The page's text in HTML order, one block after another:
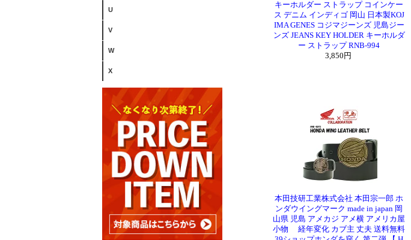
キーホルダー ストラップ コインケー
ス デニム インディゴ 岡山 日本製KOJ
IMA GENES コジマジーンズ 児島ジー
ンズ JEANS KEY HOLDER キーホルダ
ー ストラップ RNB-994
3,850円
本田技研工業株式会社 本田宗一郎 ホ
ンダウイングマーク made in japan 岡
山県 児島 アメカジ アメ横 アメリカ屋
小物 経年変化 カブ主 丈夫 送料無料